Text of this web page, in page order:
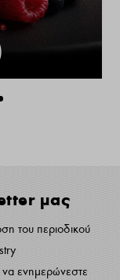
μας
του περιοδικού
ενημερώνεστε